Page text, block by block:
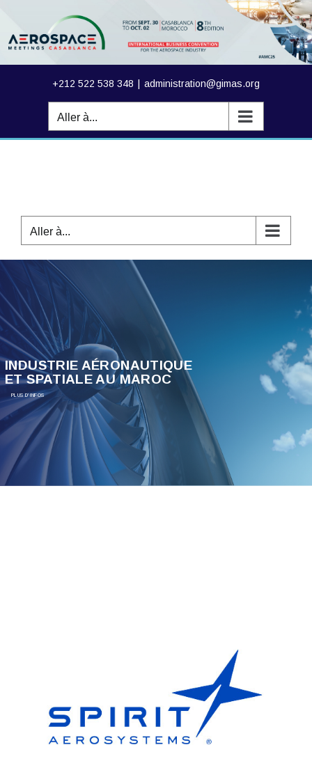
+212 522 538 348 administration@gimas.org
Aller à...
Aller à...
INDUSTRIE AÉRONAUTIQUE
ET SPATIALE AU MAROC
PLUS D'INFOS